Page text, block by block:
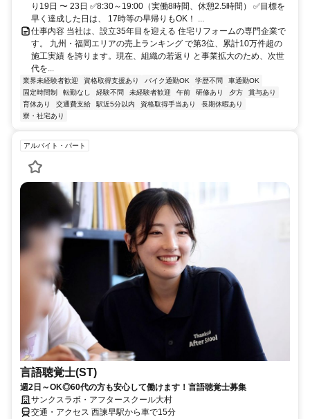
り19日 〜 23日 ✅8:30～19:00（実働8時間、休憩2.5時間） ✅目標を
早く達成した日は、 17時等の早帰りもOK！ ...
仕事内容 当社は、設立35年目を迎える 住宅リフォームの専門企業で
す。 九州・福岡エリアの売上ランキング で第3位、累計10万件超の
施工実績 を誇ります。現在、組織の若返り と事業拡大のため、次世
代を...
業界未経験者歓迎 資格取得支援あり バイク通勤OK 学歴不問
車通勤OK
固定時間制
転勤なし 経験不問 未経験者歓迎 午前 研修あり 夕方
賞与あり
育休あり
交通費支給 駅近5分以内 資格取得手当あり
長期休暇あり
寮・社宅あり
アルバイト・パート
言語聴覚士(ST)
週2日～OK◎60代の方も安心して働けます！言語聴覚士募集
サンクスラボ・アフタースクール大村
交通・アクセス 西諫早駅から車で15分